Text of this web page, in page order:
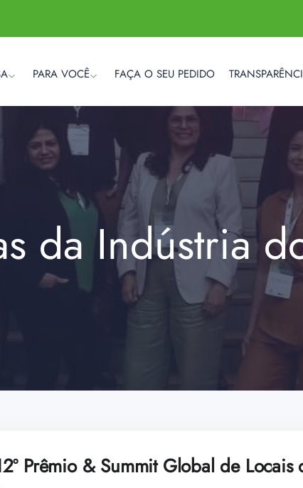
PARA VOCÊ FAÇA O SEU PEDIDO
da Indústria
Prêmio & Summit Global de Locais